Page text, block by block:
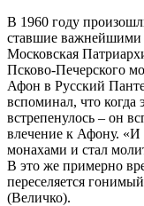
В 1960 году
ставшие важнейшими
Московская
Псково-Печерского
Афон в Русский
вспоминал, что когда
встрепенулось – он
влечение к Афону. «И
монахами и стал
В это же примерно
переселяется
(Величко).